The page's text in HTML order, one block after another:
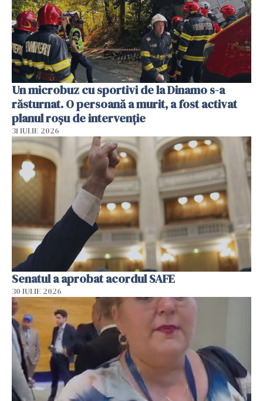
Un microbuz cu sportivi de la Dinamo s-a
răsturnat. O persoană a murit, a fost activat
planul roșu de intervenție
31 IULIE 2026
Senatul a aprobat acordul SAFE
30 IULIE 2026